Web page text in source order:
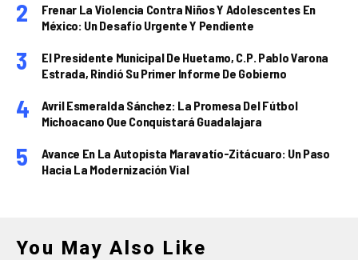
Frenar La Violencia Contra Niños Y Adolescentes En
México: Un Desafío Urgente Y Pendiente
El Presidente Municipal De Huetamo, C.P. Pablo Varona
Estrada, Rindió Su Primer Informe De Gobierno
Avril Esmeralda Sánchez: La Promesa Del Fútbol
Michoacano Que Conquistará Guadalajara
Avance En La Autopista Maravatío-Zitácuaro: Un Paso
Hacia La Modernización Vial
You May Also Like